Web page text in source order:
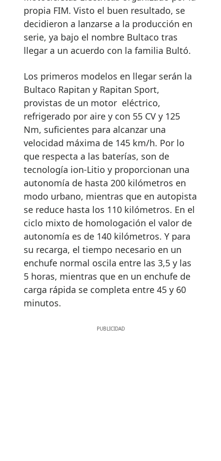
propia FIM. Visto el buen resultado, se
decidieron a lanzarse a la producción en
serie, ya bajo el nombre Bultaco tras
llegar a un acuerdo con la familia Bultó.
Los primeros modelos en llegar serán la
Bultaco Rapitan y Rapitan Sport,
provistas de un motor eléctrico,
refrigerado por aire y con 55 CV y 125
Nm, suficientes para alcanzar una
velocidad máxima de 145 km/h. Por lo
que respecta a las baterías, son de
tecnología ion-Litio y proporcionan una
autonomía de hasta 200 kilómetros en
modo urbano, mientras que en autopista
se reduce hasta los 110 kilómetros. En el
ciclo mixto de homologación el valor de
autonomía es de 140 kilómetros. Y para
su recarga, el tiempo necesario en un
enchufe normal oscila entre las 3,5 y las
5 horas, mientras que en un enchufe de
carga rápida se completa entre 45 y 60
minutos.